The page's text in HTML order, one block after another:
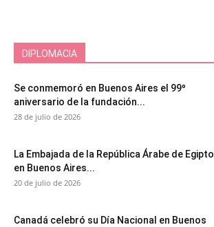
DIPLOMACIA
Se conmemoró en Buenos Aires el 99º
aniversario de la fundación...
28 de julio de 2026
La Embajada de la República Árabe de Egipto
en Buenos Aires...
20 de julio de 2026
Canadá celebró su Día Nacional en Buenos